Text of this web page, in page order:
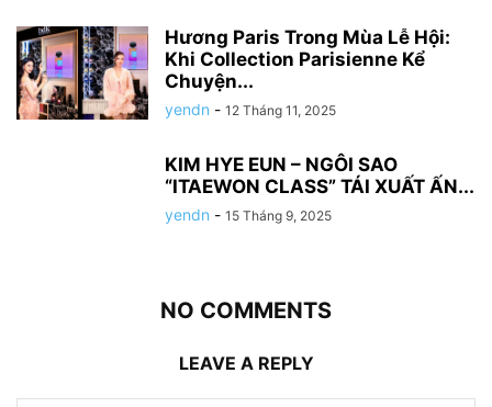
Hương Paris Trong Mùa Lễ Hội:
Khi Collection Parisienne Kể
Chuyện...
yendn - 12 Tháng 11, 2025
KIM HYE EUN – NGÔI SAO
“ITAEWON CLASS” TÁI XUẤT ẤN...
yendn - 15 Tháng 9, 2025
NO COMMENTS
LEAVE A REPLY